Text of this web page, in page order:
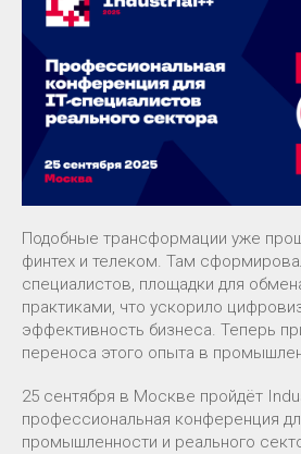
Подобные трансформации уже
финтех и телеком. Там
специалистов, площадки для
практиками, что ускорило
эффективность бизнеса. Теперь
переноса этого опыта в
25 сентября в Москве пройдёт
профессиональная конференция
промышленности и реального